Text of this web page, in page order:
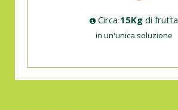
Circa 15Kg di frutta
in un'unica soluzione